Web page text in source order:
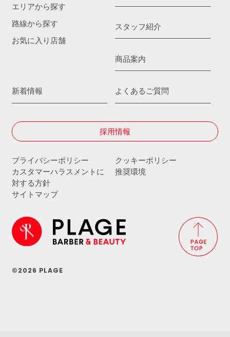
エリアから探す
路線から探す
お気に入り店舗
スタッフ紹介
商品案内
新着情報 よくあるご質問
採用情報
プライバシーポリシー
クッキーポリシー
カスタマーハラスメントに
対する方針
推奨環境
サイトマップ
©2026 PLAGE